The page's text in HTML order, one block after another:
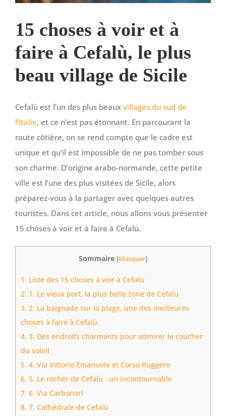
15 choses à voir et à
faire à Cefalù, le plus
beau village de Sicile
Cefalù est l’un des plus beaux villages du sud de
l’Italie, et ce n’est pas étonnant. En parcourant la
route côtière, on se rend compte que le cadre est
unique et qu’il est impossible de ne pas tomber sous
son charme. D’origine arabo-normande, cette petite
ville est l’une des plus visitées de Sicile, alors
préparez-vous à la partager avec quelques autres
touristes. Dans cet article, nous allons vous présenter
15 choses à voir et à faire à Cefalù.
Sommaire [Masquer]
1. Liste des 15 choses à voir à Cefalù
2. 1. Le vieux port, la plus belle zone de Cefalù
3. 2. La baignade sur la plage, une des meilleures
choses à faire à Cefalù.
4. 3. Des endroits charmants pour admirer le coucher
du soleil
5. 4. Via Vittorio Emanuele et Corso Ruggero
6. 5. Le rocher de Cefalù : un incontournable
7. 6. Via Carbonari
8. 7. Cathédrale de Cefalù